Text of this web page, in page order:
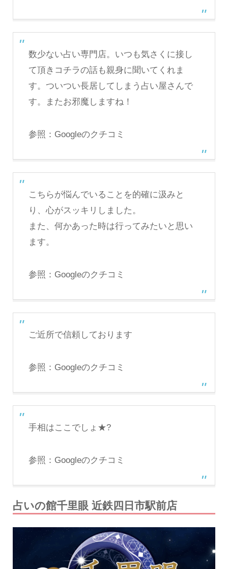
数少ない占い専門店。いつも気さくに接し
て頂きコチラの話も親身に聞いてくれま
す。ついつい長居してしまう占い屋さんで
す。またお邪魔しますね！
参照： Googleのクチコミ
こちらが悩んでいることを的確に汲みと
り、心がスッキリしました。
また、何かあった時は行ってみたいと思い
ます。
参照： Googleのクチコミ
ご近所で信頼しております
参照： Googleのクチコミ
手相はここでしょ★?
参照： Googleのクチコミ
占いの館千里眼 近鉄四日市駅前店